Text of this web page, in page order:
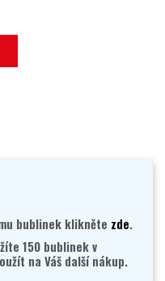
bublinek klikněte zde.
150 bublinek v
na Váš další nákup.